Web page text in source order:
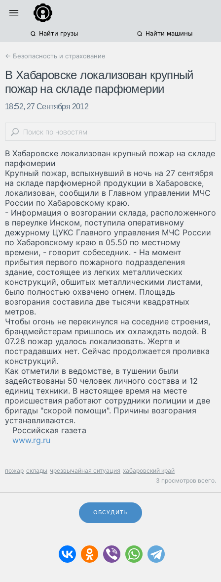
Найти грузы Найти машины
← Безопасность и страхование
В Хабаровске локализован крупный
пожар на складе парфюмерии
18:52, 27 Сентября 2012
В Хабаровске локализован крупный пожар на складе
парфюмерии
Крупный пожар, вспыхнувший в ночь на 27 сентября
на складе парфюмерной продукции в Хабаровске,
локализован, сообщили в Главном управлении МЧС
России по Хабаровскому краю.
- Информация о возгорании склада, расположенного
в переулке Инском, поступила оперативному
дежурному ЦУКС Главного управления МЧС России
по Хабаровскому краю в 05.50 по местному
времени, - говорит собеседник. - На момент
прибытия первого пожарного подразделения
здание, состоящее из легких металлических
конструкций, обшитых металлическими листами,
было полностью охвачено огнем. Площадь
возгорания составила две тысячи квадратных
метров.
Чтобы огонь не перекинулся на соседние строения,
брандмейстерам пришлось их охлаждать водой. В
07.28 пожар удалось локализовать. Жертв и
пострадавших нет. Сейчас продолжается проливка
конструкций.
Как отметили в ведомстве, в тушении были
задействованы 50 человек личного состава и 12
единиц техники. В настоящее время на месте
происшествия работают сотрудники полиции и две
бригады "скорой помощи". Причины возгорания
устанавливаются.
Российская газета
www.rg.ru
пожар склады чрезвычайная ситуация хабаровский край
3 просмотров всего.
ОБСУДИТЬ